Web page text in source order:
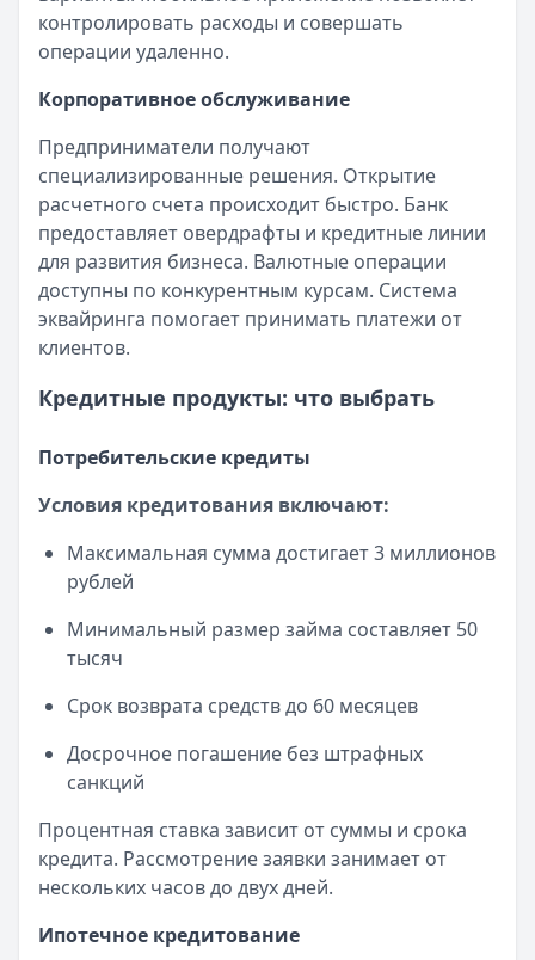
контролировать расходы и совершать
операции удаленно.
Корпоративное обслуживание
Предприниматели получают
специализированные решения. Открытие
расчетного счета происходит быстро. Банк
предоставляет овердрафты и кредитные линии
для развития бизнеса. Валютные операции
доступны по конкурентным курсам. Система
эквайринга помогает принимать платежи от
клиентов.
Кредитные продукты: что выбрать
Потребительские кредиты
Условия кредитования включают:
Максимальная сумма достигает 3 миллионов
рублей
Минимальный размер займа составляет 50
тысяч
Срок возврата средств до 60 месяцев
Досрочное погашение без штрафных
санкций
Процентная ставка зависит от суммы и срока
кредита. Рассмотрение заявки занимает от
нескольких часов до двух дней.
Ипотечное кредитование